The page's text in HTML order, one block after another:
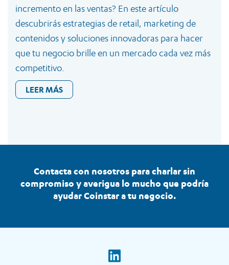
incremento en las ventas? En este artículo
descubrirás estrategias de retail, marketing de
contenidos y soluciones innovadoras para hacer
que tu negocio brille en un mercado cada vez más
competitivo.
LEER MÁS
Contacta con nosotros para charlar sin
compromiso y averigua lo mucho que podría
ayudar Coinstar a tu negocio.